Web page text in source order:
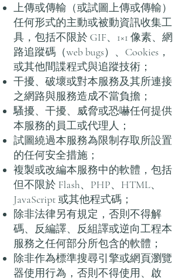
上傳或傳輸（或試圖上傳或傳輸）
任何形式的主動或被動資訊收集工
具，包括不限於 GIF、1×1 像素、網
路追蹤碼（web bugs）、Cookies，
或其他間諜程式與追蹤技術；
干擾、破壞或對本服務及其所連接
之網路與服務造成不當負擔；
騷擾、干擾、威脅或恐嚇任何提供
本服務的員工或代理人；
試圖繞過本服務為限制存取所設置
的任何安全措施；
複製或改編本服務中的軟體，包括
但不限於 Flash、PHP、HTML、
JavaScript 或其他程式碼；
除非法律另有規定，否則不得解
碼、反編譯、反組譯或逆向工程本
服務之任何部分所包含的軟體；
除非作為標準搜尋引擎或網頁瀏覽
器使用行為，否則不得使用、啟